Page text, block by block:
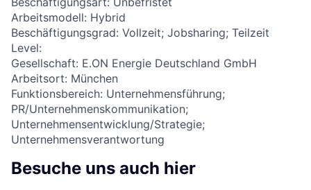
Arbeitsmodell: Hybrid
Beschäftigungsgrad: Vollzeit; Jobsharing; Teilzeit
Level:
Gesellschaft: E.ON Energie Deutschland GmbH
Arbeitsort: München
Funktionsbereich: Unternehmensführung;
PR/Unternehmenskommunikation;
Unternehmensentwicklung/Strategie;
Unternehmensverantwortung
Besuche uns auch hier